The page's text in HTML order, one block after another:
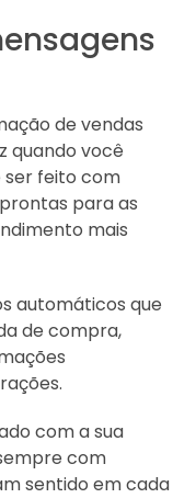
de vendas
quando você
ser feito com
para as
mais
automáticos que
de compra,
com a sua
com
sentido em cada